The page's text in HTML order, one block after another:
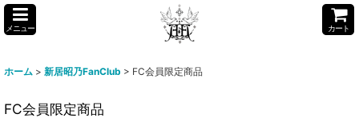
メニュー カート
ホーム > 新居昭乃FanClub > FC会員限定商品
FC会員限定商品